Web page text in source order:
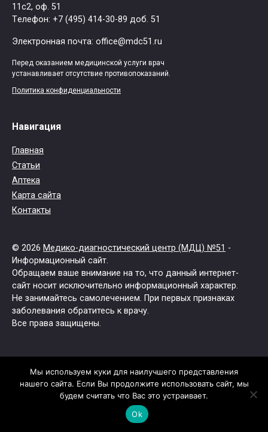
11с2, оф. 51
Tелефон: +7 (495) 414-30-89 доб. 51
Электронная почта: office@mdc51.ru
Перед оказанием медицинской услуги врач
устанавливает отсутствие противопоказаний.
Политика конфиденциальности
Навигация
Главная
Статьи
Аптека
Карта сайта
Контакты
© 2026 Медико-диагностический центр (МДЦ) №51 -
Информационный сайт.
Обращаем ваше внимание на то, что данный интернет-
сайт носит исключительно информационный характер.
Не занимайтесь самолечением. При первых признаках
заболевания обратитесь к врачу.
Все права защищены.
Мы используем куки для наилучшего представления
нашего сайта. Если Вы продолжите использовать сайт, мы
будем считать что Вас это устраивает.
Ok